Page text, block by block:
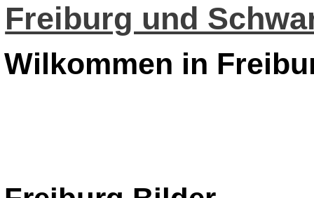
Freiburg und
Wilkommen in